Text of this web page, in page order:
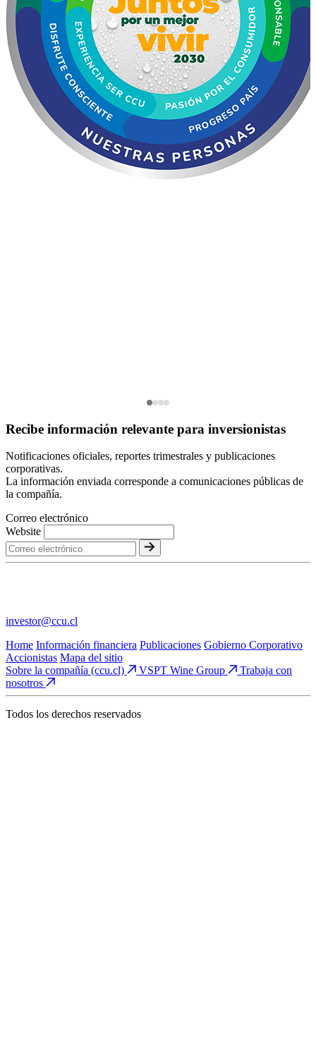
Recibe información relevante para inversionistas
Notificaciones oficiales, reportes trimestrales y publicaciones
corporativas.
La información enviada corresponde a comunicaciones públicas de
la compañía.
Correo electrónico
Website
investor@ccu.cl
Home Información financiera Publicaciones Gobierno Corporativo
Accionistas Mapa del sitio
Sobre la compañía (ccu.cl)
VSPT Wine Group
Trabaja con
nosotros
Todos los derechos reservados